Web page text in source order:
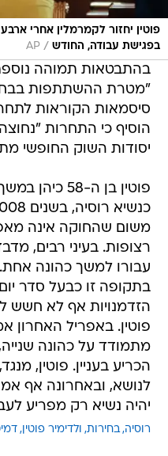
בפגישת עבודה, החודש /
AP
"מטרת ההשתתפות
סיסמאות הקוראות
הוסיף כי התחרות
יסודות השוק החופשי
פוטין בן ה-58
משום שהחוקה אינה
רצופות. בעיני רבים,
עבורו למשך כהונה
בתקופה זו כבעל סדר
הזדמנויות אף לא חשש
פוטין. באפריל האחרון
מתמודד על כהונה
הכריע בעניין. פוטין,
לנושא, ובאחרונה אף
יהיה נשיא רק מפריע
רוסיה בחירות ולדימיר פוטין